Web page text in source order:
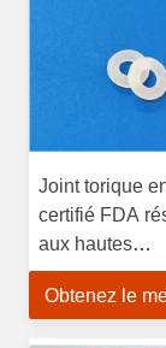
Joint torique
certifié FDA
aux hautes
températures,
Obtenez le